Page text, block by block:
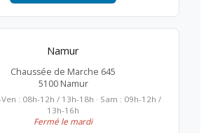
Namur
Chaussée de Marche 645
5100 Namur
: 08h-12h / 13h-18h · Sam : 09h-12h /
13h-16h
Fermé le mardi